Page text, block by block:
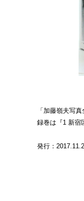
「加藤嶺夫写
録巻は『1 新宿
発行：